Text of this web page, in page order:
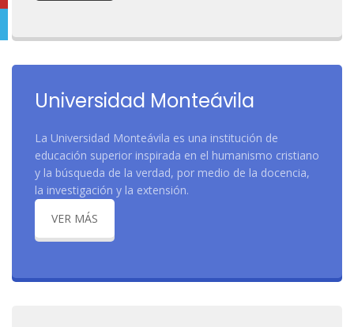
Universidad Monteávila
La Universidad Monteávila es una institución de
educación superior inspirada en el humanismo cristiano
y la búsqueda de la verdad, por medio de la docencia,
la investigación y la extensión.
VER MÁS